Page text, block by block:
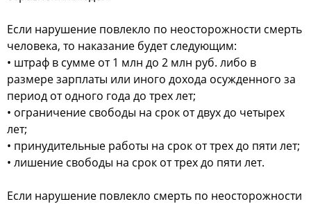
Если нарушение повлекло по неосторожности смерть
человека, то наказание будет следующим:
• штраф в сумме от 1 млн до 2 млн руб. либо в
размере зарплаты или иного дохода осужденного за
период от одного года до трех лет;
• ограничение свободы на срок от двух до четырех
лет;
• принудительные работы на срок от трех до пяти лет;
• лишение свободы на срок от трех до пяти лет.
Если нарушение повлекло смерть по неосторожности